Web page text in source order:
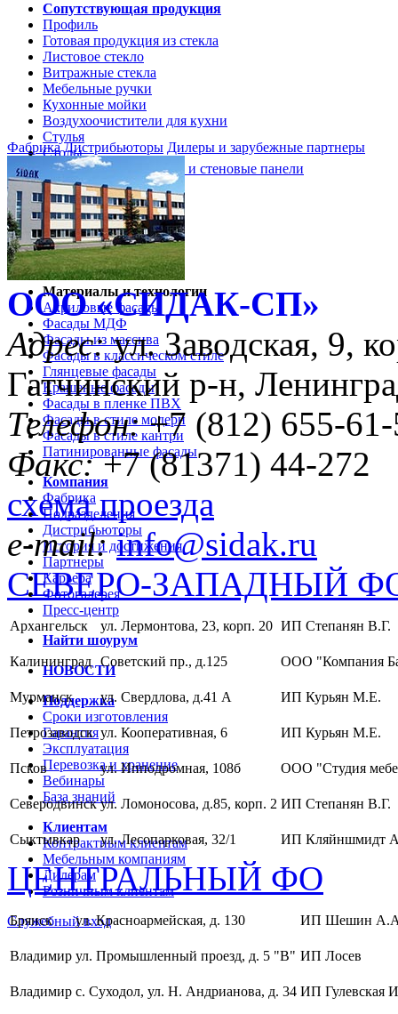
Сопутствующая продукция
Профиль
Готовая продукция из стекла
Листовое стекло
Витражные стекла
Мебельные ручки
Кухонные мойки
Воздухоочистители для кухни
Стулья
Столы
Кухонные столешницы и стеновые панели
Кухни и мебель
Кухни Softline Marine
Кухни Сидак-СП
Гид по декорам
Материалы и технологии
Акриловые фасады
Фасады МДФ
Фасады из массива
Фасады в классическом стиле
Глянцевые фасады
Крашеные фасады
Фасады в пленке ПВХ
Фасады в стиле модерн
Фасады в стиле кантри
Патинированные фасады
Компания
Фабрика
Подразделения
Дистрибьюторы
История и достижения
Партнеры
Карьера
Фотогалерея
Пресс-центр
Найти шоурум
НОВОСТИ
Поддержка
Сроки изготовления
Гарантия
Эксплуатация
Перевозка и хранение
Вебинары
База знаний
Клиентам
Контрактным клиентам
Мебельным компаниям
Дилерам
Розничным клиентам
Служебный вход
Фабрика Дистрибьюторы Дилеры и зарубежные партнеры
ООО «CИДАК-СП»
Адрес:ул. Заводская, 9,
Гатчинский р-н,
Телефон:+7 (812) 655-
Факс:+7 (81371) 44-272
схема проезда
e-mail: info@sidak.ru
СЕВЕРО-ЗАПАДНЫЙ
Архангельск ул. Лермонтова, 23, корп. 20 ИП Степанян В.Г.
Калининград Советский пр., д.125 ООО "Компания
Мурманск ул. Свердлова, д.41 А ИП Курьян М.Е.
Петрозаводск ул. Кооперативная, 6 ИП Курьян М.Е.
Псков ул. Ипподромная, 108б ООО "Студия
Северодвинск ул. Ломоносова, д.85, корп. 2 ИП Степанян В.Г.
Сыктывкар ул. Лесопарковая, 32/1 ИП Кляйншмидт
ЦЕНТРАЛЬНЫЙ ФО
Брянск ул. Красноармейская, д. 130 ИП Шешин
Владимир ул. Промышленный проезд, д. 5 "В" ИП Лосев
Владимир с. Суходол, ул. Н. Андрианова, д. 34 ИП Гулевская